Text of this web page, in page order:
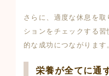
さらに、適度な休息を
ションをチェックする
的な成功につながります
栄養が全てに通